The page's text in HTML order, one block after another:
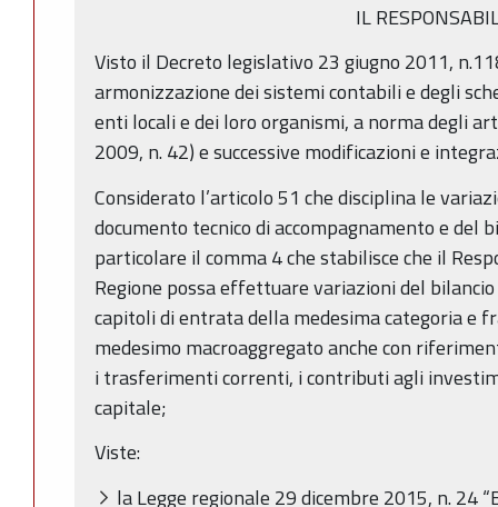
IL
Visto il Decreto legislativo 23 giugno 2011,
armonizzazione dei sistemi contabili e degli
enti locali e dei loro organismi, a norma degli
2009, n. 42) e successive modificazioni e
Considerato l’articolo 51 che disciplina le
documento tecnico di accompagnamento e del
particolare il comma 4 che stabilisce che il
Regione possa effettuare variazioni del
capitoli di entrata della medesima categoria e
medesimo macroaggregato anche con
i trasferimenti correnti, i contributi agli
capitale;
Viste:
la Legge regionale 29 dicembre 2015, n. 24